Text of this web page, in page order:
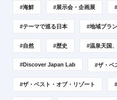
#海鮮 #展示会・企画展
#テーマで巡る日本 #地域ブラ
#自然 #歴史 #温泉天国
#Discover Japan Lab #ザ・ベ
#ザ・ベスト・オブ・リゾート